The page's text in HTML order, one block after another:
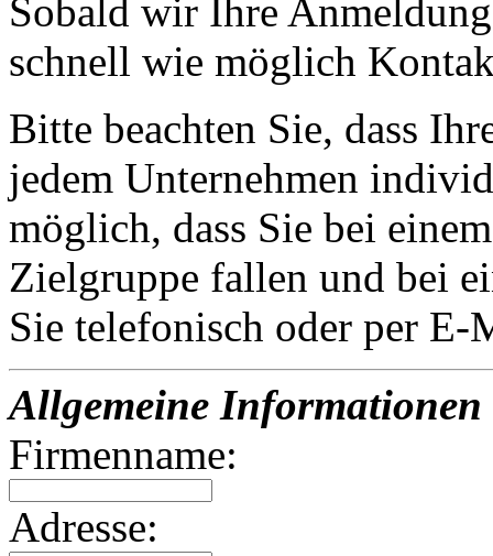
Sobald wir Ihre
schnell wie möglich
Bitte beachten Sie, dass
jedem Unternehmen
möglich, dass Sie bei
Zielgruppe fallen und bei
Sie telefonisch oder per
Allgemeine Informationen
Firmenname:
Adresse: